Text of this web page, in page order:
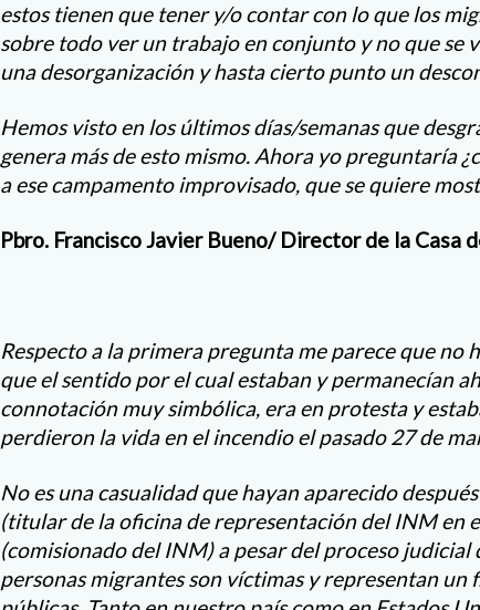
estos tienen que tener y/o contar con lo que los
sobre todo ver un trabajo en conjunto y no que se
una desorganización y hasta cierto punto un
Hemos visto en los últimos días/semanas que
genera más de esto mismo. Ahora yo preguntaría
a ese campamento improvisado, que se quiere
Pbro. Francisco Javier Bueno/ Director de la Casa
Respecto a la primera pregunta me parece que no
que el sentido por el cual estaban y permanecían
connotación muy simbólica, era en protesta y
perdieron la vida en el incendio el pasado 27 de
No es una casualidad que hayan aparecido
(titular de la oficina de representación del INM en
(comisionado del INM) a pesar del proceso
personas migrantes son víctimas y representan un